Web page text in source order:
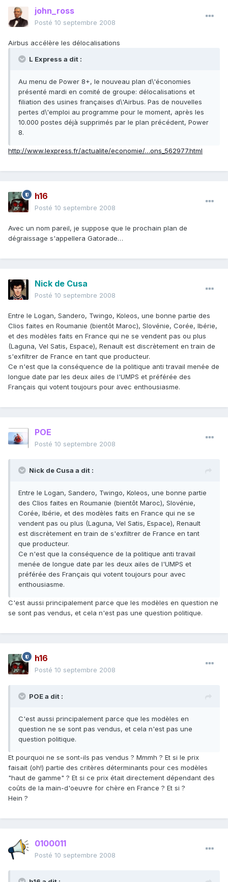
john_ross
Posté 10 septembre 2008
Airbus accélère les délocalisations
L Express a dit :
Au menu de Power 8+, le nouveau plan d\'économies
présenté mardi en comité de groupe: délocalisations et
filiation des usines françaises d\'Airbus. Pas de nouvelles
pertes d\'emploi au programme pour le moment, après les
10.000 postes déjà supprimés par le plan précédent, Power
8.
http://www.lexpress.fr/actualite/economie/…ons_562977.html
h16
Posté 10 septembre 2008
Avec un nom pareil, je suppose que le prochain plan de
dégraissage s'appellera Gatorade…
Nick de Cusa
Posté 10 septembre 2008
Entre le Logan, Sandero, Twingo, Koleos, une bonne partie des
Clios faites en Roumanie (bientôt Maroc), Slovénie, Corée, Ibérie,
et des modèles faits en France qui ne se vendent pas ou plus
(Laguna, Vel Satis, Espace), Renault est discrètement en train de
s'exfiltrer de France en tant que producteur.
Ce n'est que la conséquence de la politique anti travail menée de
longue date par les deux ailes de l'UMPS et préférée des
Français qui votent toujours pour avec enthousiasme.
POE
Posté 10 septembre 2008
Nick de Cusa a dit :
Entre le Logan, Sandero, Twingo, Koleos, une bonne partie
des Clios faites en Roumanie (bientôt Maroc), Slovénie,
Corée, Ibérie, et des modèles faits en France qui ne se
vendent pas ou plus (Laguna, Vel Satis, Espace), Renault
est discrètement en train de s'exfiltrer de France en tant
que producteur.
Ce n'est que la conséquence de la politique anti travail
menée de longue date par les deux ailes de l'UMPS et
préférée des Français qui votent toujours pour avec
enthousiasme.
C'est aussi principalement parce que les modèles en question ne
se sont pas vendus, et cela n'est pas une question politique.
h16
Posté 10 septembre 2008
POE a dit :
C'est aussi principalement parce que les modèles en
question ne se sont pas vendus, et cela n'est pas une
question politique.
Et pourquoi ne se sont-ils pas vendus ? Mmmh ? Et si le prix
faisait (oh!) partie des critères déterminants pour ces modèles
"haut de gamme" ? Et si ce prix était directement dépendant des
coûts de la main-d'oeuvre for chère en France ? Et si ?
Hein ?
0100011
Posté 10 septembre 2008